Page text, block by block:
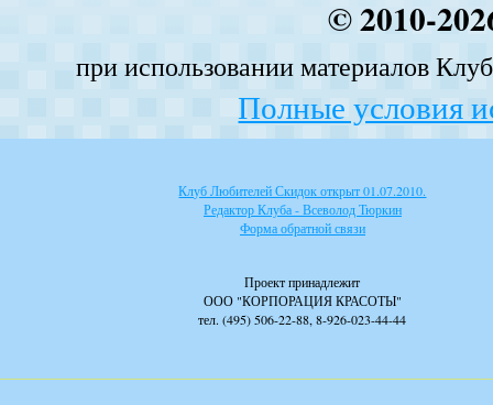
© 2010-
при использовании материалов
Полные условия
Клуб Любителей Скидок открыт 01.07.2010.
Редактор Клуба - Всеволод Тюркин
Форма обратной связи
Проект принадлежит
ООО "КОРПОРАЦИЯ КРАСОТЫ"
тел. (495) 506-22-88, 8-926-023-44-44